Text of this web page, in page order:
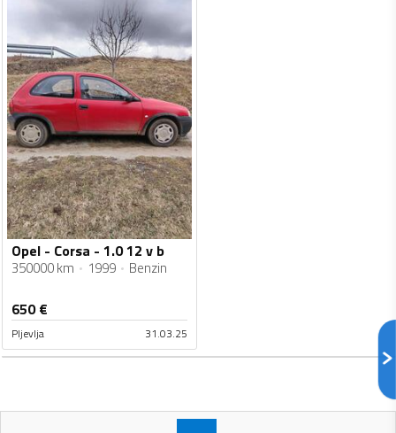
Opel - Corsa - 1.0 12 v b
350000 km 1999 Benzin
650€
Pljevlja 31.03.25